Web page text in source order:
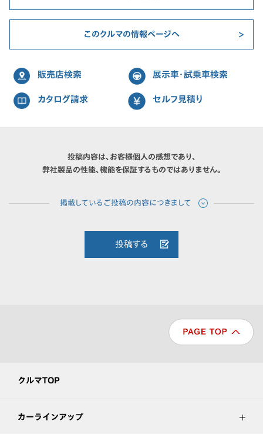
このクルマの情報ページへ
販売店検索 展示車・試乗車検索
カタログ請求 セルフ見積り
投稿内容は、お客様個人の感想であり、
弊社製品の性能、機能を保証するものではありません。
投稿する
クルマTOP
カーラインアップ